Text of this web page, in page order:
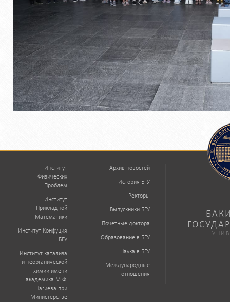
Институт
Физических
Проблем
Институт
Прикладной
Математики
Институт Конфуция
БГУ
Институт катализа
и неорганической
химии имени
академика М.Ф.
Нагиева при
Министерстве
Архив новостей
История БГУ
Ректоры
Выпускники БГУ
Почетные доктора
Образование в БГУ
Наука в БГУ
Международные
отношения